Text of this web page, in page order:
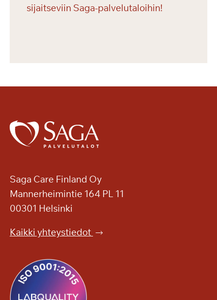
sijaitseviin Saga-palvelutaloihin!
Saga Care Finland Oy
Mannerheimintie 164 PL 11
00301 Helsinki
Kaikki yhteystiedot